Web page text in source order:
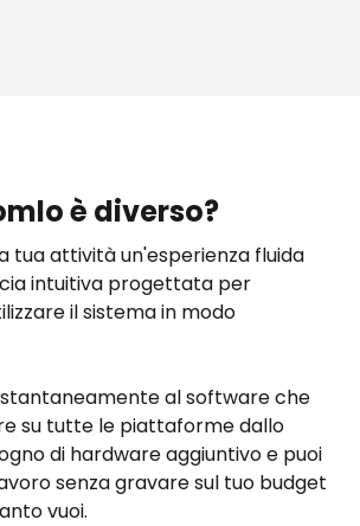
è diverso?
tua attività un'esperienza fluida
intuitiva progettata per
il sistema in modo
al software che
su tutte le piattaforme dallo
di hardware aggiuntivo e puoi
senza gravare sul tuo budget
vuoi.